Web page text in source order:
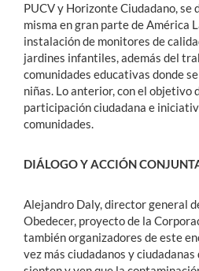
PUCV y Horizonte Ciudadano, se
misma en gran parte de América
instalación de monitores de
jardines infantiles, además del
comunidades educativas donde
niñas. Lo anterior, con el objetivo
participación ciudadana e
comunidades.
DIÁLOGO Y ACCIÓN
Alejandro Daly, director general
Obedecer, proyecto de la
también organizadores de este
vez más ciudadanos y